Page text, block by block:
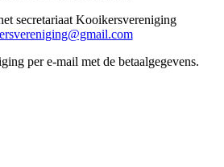
secretariaat Kooikersvereniging
per e-mail met de betaalgegevens.